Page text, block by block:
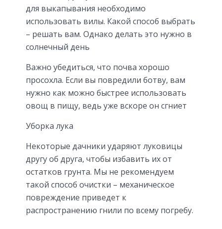
для выкапывания необходимо
использовать вилы. Какой способ выбрать
– решать вам. Однако делать это нужно в
солнечный день
Важно убедиться, что почва хорошо
просохла. Если вы повредили ботву, вам
нужно как можно быстрее использовать
овощ в пищу, ведь уже вскоре он сгниет
Уборка лука
Некоторые дачники ударяют луковицы
другу об друга, чтобы избавить их от
остатков грунта. Мы не рекомендуем
такой способ очистки – механическое
повреждение приведет к
распространению гнили по всему погребу.